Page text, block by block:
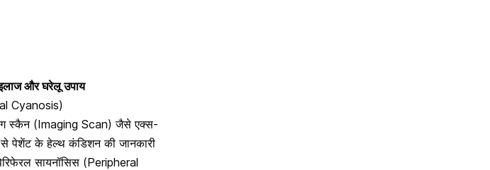
और घरेलू उपाय
Cyanosis)
स्कैन (Imaging Scan) जैसेएक्स-
पेशेंट के हेल्थ कंडिशन की जानकारी
सायनॉसिस (Peripheral